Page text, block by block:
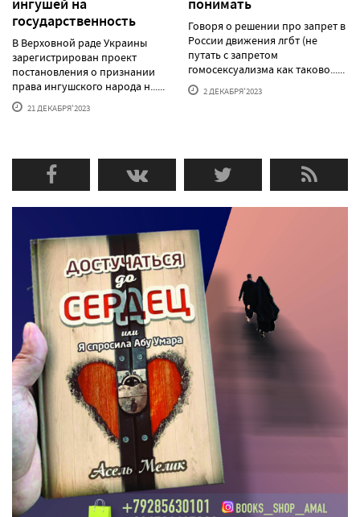
ингушей на
государственность
В Верховной раде Украины
зарегистрирован проект
постановления о признании
права ингушского народа н......
21 ДЕКАБРЯ'2023
понимать
Говоря о решении про запрет в
России движения лгбт (не
путать с запретом
гомосексуализма как таково......
2 ДЕКАБРЯ'2023